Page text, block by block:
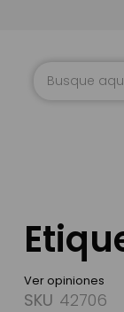
Ver opiniones
SKU 42706